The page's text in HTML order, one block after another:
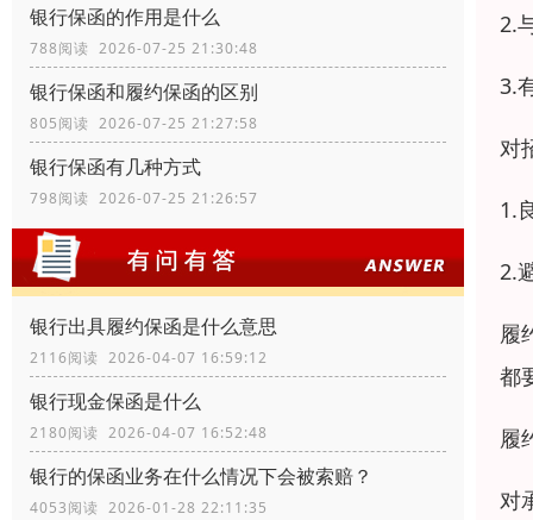
银行保函的作用是什么
788阅读 2026-07-25 21:30:48
银行保函和履约保函的区别
805阅读 2026-07-25 21:27:58
银行保函有几种方式
798阅读 2026-07-25 21:26:57
银行出具履约保函是什么意思
2116阅读 2026-04-07 16:59:12
银行现金保函是什么
2180阅读 2026-04-07 16:52:48
银行的保函业务在什么情况下会被索赔？
4053阅读 2026-01-28 22:11:35
2.
3.
对
1.
2.
履
都
履
对